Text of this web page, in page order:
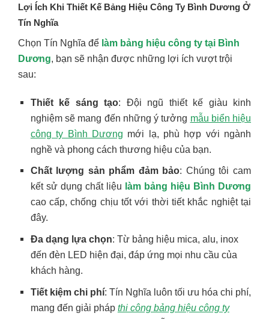
Lợi Ích Khi Thiết Kế Bảng Hiệu Công Ty Bình Dương Ở
Tín Nghĩa
Chọn Tín Nghĩa để làm bảng hiệu công ty tại Bình
Dương, bạn sẽ nhận được những lợi ích vượt trội
sau:
Thiết kế sáng tạo: Đội ngũ thiết kế giàu kinh
nghiệm sẽ mang đến những ý tưởng mẫu biển hiệu
công ty Bình Dương mới lạ, phù hợp với ngành
nghề và phong cách thương hiệu của bạn.
Chất lượng sản phẩm đảm bảo: Chúng tôi cam
kết sử dụng chất liệu làm bảng hiệu Bình Dương
cao cấp, chống chịu tốt với thời tiết khắc nghiệt tại
đây.
Đa dạng lựa chọn: Từ bảng hiệu mica, alu, inox
đến đèn LED hiện đại, đáp ứng mọi nhu cầu của
khách hàng.
Tiết kiệm chi phí: Tín Nghĩa luôn tối ưu hóa chi phí,
mang đến giải pháp thi công bảng hiệu công ty